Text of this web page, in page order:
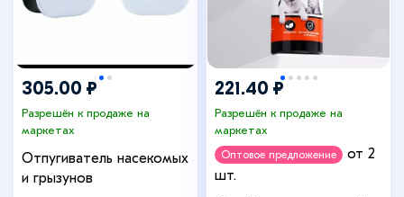
305.00 ₽
Разрешён к продаже на
маркетах
Отпугиватель насекомых
и грызунов
221.40 ₽
Разрешён к продаже на
маркетах
Оптовое предложение
от 2
шт.